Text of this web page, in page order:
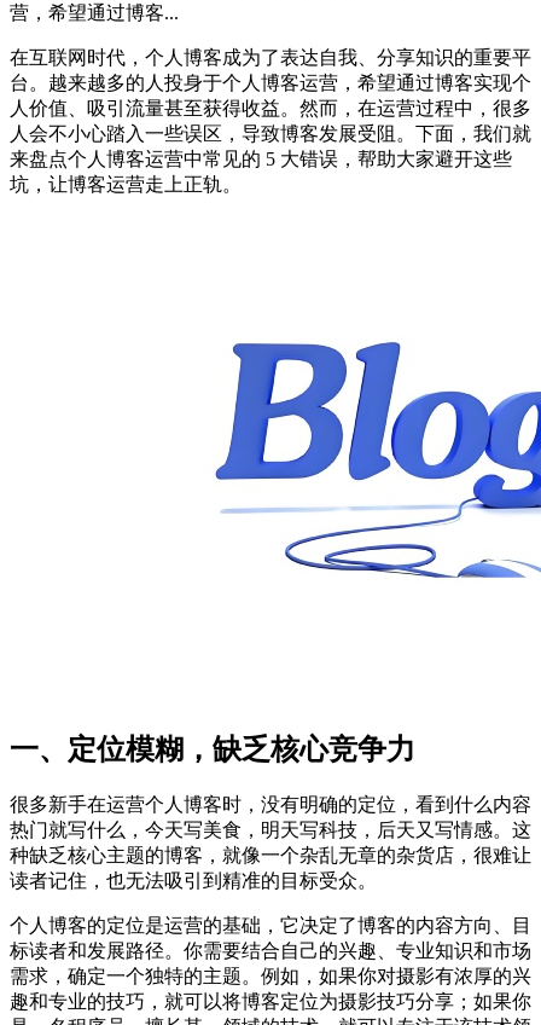
营，希望通过博客...
在互联网时代，个人博客成为了表达自我、分享知识的重要平
台。越来越多的人投身于个人博客运营，希望通过博客实现个
人价值、吸引流量甚至获得收益。然而，在运营过程中，很多
人会不小心踏入一些误区，导致博客发展受阻。下面，我们就
来盘点个人博客运营中常见的 5 大错误，帮助大家避开这些
坑，让博客运营走上正轨。
一、定位模糊，缺乏核心竞争力
很多新手在运营个人博客时，没有明确的定位，看到什么内容
热门就写什么，今天写美食，明天写科技，后天又写情感。这
种缺乏核心主题的博客，就像一个杂乱无章的杂货店，很难让
读者记住，也无法吸引到精准的目标受众。
个人博客的定位是运营的基础，它决定了博客的内容方向、目
标读者和发展路径。你需要结合自己的兴趣、专业知识和市场
需求，确定一个独特的主题。例如，如果你对摄影有浓厚的兴
趣和专业的技巧，就可以将博客定位为摄影技巧分享；如果你